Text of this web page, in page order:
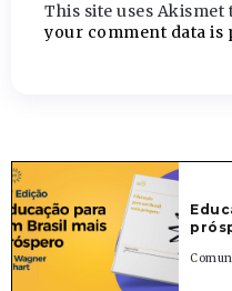
This site uses Akismet
your comment data is